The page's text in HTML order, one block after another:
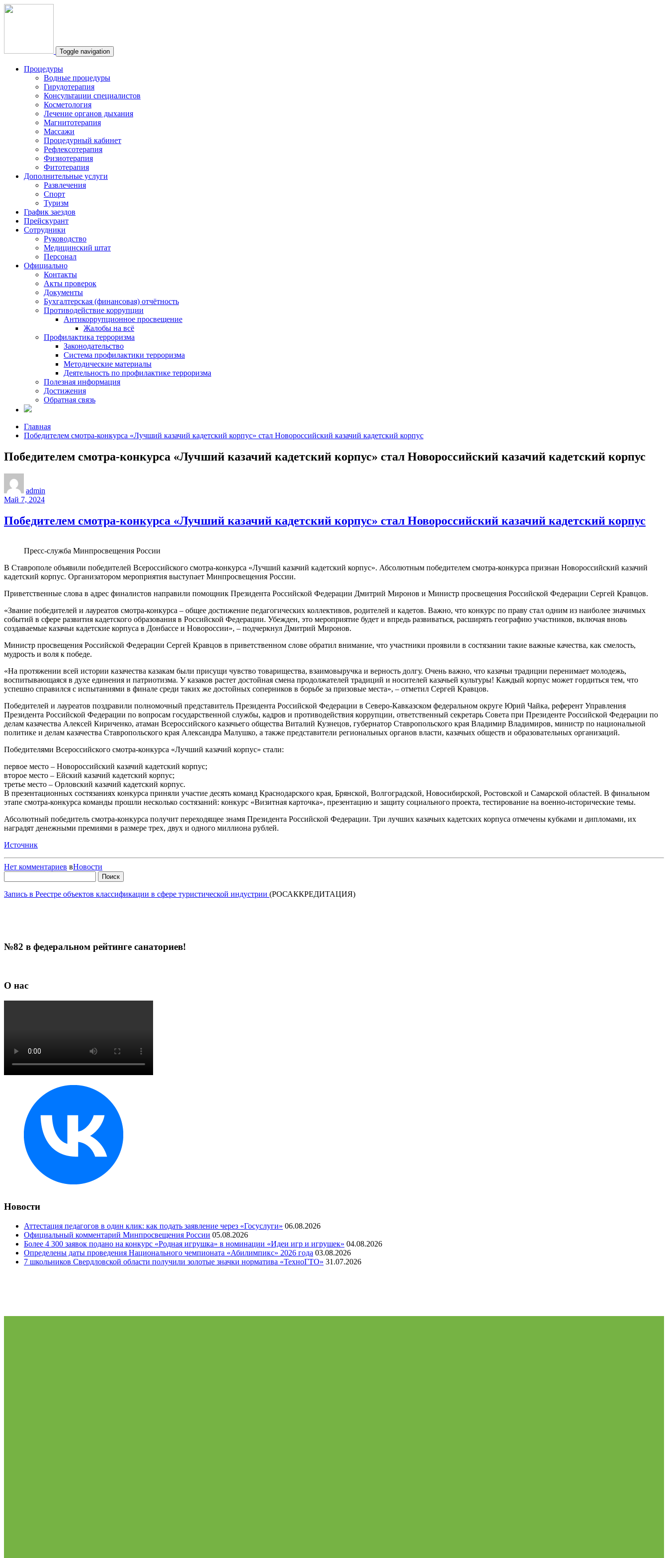
Toggle navigation
Процедуры
Водные процедуры
Гирудотерапия
Консультации специалистов
Косметология
Лечение органов дыхания
Магнитотерапия
Массажи
Процедурный кабинет
Рефлексотерапия
Физиотерапия
Фитотерапия
Дополнительные услуги
Развлечения
Спорт
Туризм
График заездов
Прейскурант
Сотрудники
Руководство
Медицинский штат
Персонал
Официально
Контакты
Акты проверок
Документы
Бухгалтерская (финансовая) отчётность
Противодействие коррупции
Антикоррупционное просвещение
Жалобы на всё
Профилактика терроризма
Законодательство
Система профилактики терроризма
Методические материалы
Деятельность по профилактике терроризма
Полезная информация
Достижения
Обратная связь
Главная
Победителем смотра-конкурса «Лучший казачий кадетский корпус» стал Новороссийский казачий кадетский корпус
Победителем смотра-конкурса «Лучший казачий кадетский корпус» стал Новороссийский казачий кадетский корпус
admin
Май 7, 2024
Победителем смотра-конкурса «Лучший казачий кадетский корпус» стал Новороссийский казачий кадетский корпус
Пресс-служба Минпросвещения России
В Ставрополе объявили победителей Всероссийского смотра-конкурса «Лучший казачий кадетский корпус». Абсолютным победителем смотра-конкурса признан Новороссийский казачий
кадетский корпус. Организатором мероприятия выступает Минпросвещения России.
Приветственные слова в адрес финалистов направили помощник Президента Российской Федерации Дмитрий Миронов и Министр просвещения Российской Федерации Сергей Кравцов.
«Звание победителей и лауреатов смотра-конкурса – общее достижение педагогических коллективов, родителей и кадетов. Важно, что конкурс по праву стал одним из наиболее значимых
событий в сфере развития кадетского образования в Российской Федерации. Убежден, это мероприятие будет и впредь развиваться, расширять географию участников, включая вновь
создаваемые казачьи кадетские корпуса в Донбассе и Новороссии», – подчеркнул Дмитрий Миронов.
Министр просвещения Российской Федерации Сергей Кравцов в приветственном слове обратил внимание, что участники проявили в состязании такие важные качества, как смелость,
мудрость и воля к победе.
«На протяжении всей истории казачества казакам были присущи чувство товарищества, взаимовыручка и верность долгу. Очень важно, что казачьи традиции перенимает молодежь,
воспитывающаяся в духе единения и патриотизма. У казаков растет достойная смена продолжателей традиций и носителей казачьей культуры! Каждый корпус может гордиться тем, что
успешно справился с испытаниями в финале среди таких же достойных соперников в борьбе за призовые места», – отметил Сергей Кравцов.
Победителей и лауреатов поздравили полномочный представитель Президента Российской Федерации в Северо-Кавказском федеральном округе Юрий Чайка, референт Управления
Президента Российской Федерации по вопросам государственной службы, кадров и противодействия коррупции, ответственный секретарь Совета при Президенте Российской Федерации по
делам казачества Алексей Кириченко, атаман Всероссийского казачьего общества Виталий Кузнецов, губернатор Ставропольского края Владимир Владимиров, министр по национальной
политике и делам казачества Ставропольского края Александра Малушко, а также представители региональных органов власти, казачьих обществ и образовательных организаций.
Победителями Всероссийского смотра-конкурса «Лучший казачий корпус» стали:
первое место – Новороссийский казачий кадетский корпус;
второе место – Ейский казачий кадетский корпус;
третье место – Орловский казачий кадетский корпус.
В презентационных состязаниях конкурса приняли участие десять команд Краснодарского края, Брянской, Волгоградской, Новосибирской, Ростовской и Самарской областей. В финальном
этапе смотра-конкурса команды прошли несколько состязаний: конкурс «Визитная карточка», презентацию и защиту социального проекта, тестирование на военно-исторические темы.
Абсолютный победитель смотра-конкурса получит переходящее знамя Президента Российской Федерации. Три лучших казачьих кадетских корпуса отмечены кубками и дипломами, их
наградят денежными премиями в размере трех, двух и одного миллиона рублей.
Источник
Нет комментариев вНовости
Запись в Реестре объектов классификации в сфере туристической индустрии (РОСАККРЕДИТАЦИЯ)
№82 в федеральном рейтинге санаториев!
О нас
Новости
Аттестация педагогов в один клик: как подать заявление через «Госуслуги» 06.08.2026
Официальный комментарий Минпросвещения России 05.08.2026
Более 4 300 заявок подано на конкурс «Родная игрушка» в номинации «Идеи игр и игрушек» 04.08.2026
Определены даты проведения Национального чемпионата «Абилимпикс» 2026 года 03.08.2026
7 школьников Свердловской области получили золотые значки норматива «ТехноГТО» 31.07.2026